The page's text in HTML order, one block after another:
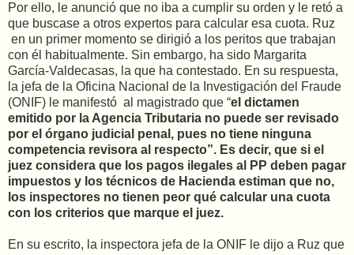
Por ello, le anunció que no iba a cumplir su orden y le retó a
que buscase a otros expertos para calcular esa cuota. Ruz
en un primer momento se dirigió a los peritos que trabajan
con él habitualmente. Sin embargo, ha sido Margarita
García-Valdecasas, la que ha contestado. En su respuesta,
la jefa de la Oficina Nacional de la Investigación del Fraude
(ONIF) le manifestó al magistrado que “el dictamen
emitido por la Agencia Tributaria no puede ser revisado
por el órgano judicial penal, pues no tiene ninguna
competencia revisora al respecto”. Es decir, que si el
juez considera que los pagos ilegales al PP deben pagar
impuestos y los técnicos de Hacienda estiman que no,
los inspectores no tienen peor qué calcular una cuota
con los criterios que marque el juez.
En su escrito, la inspectora jefa de la ONIF le dijo a Ruz que